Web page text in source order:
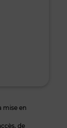
mise en
de